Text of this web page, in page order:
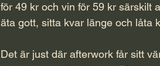
för 49 kr och vin för 59 kr särskilt
äta gott, sitta kvar länge och låta
Det är just där afterwork får sitt